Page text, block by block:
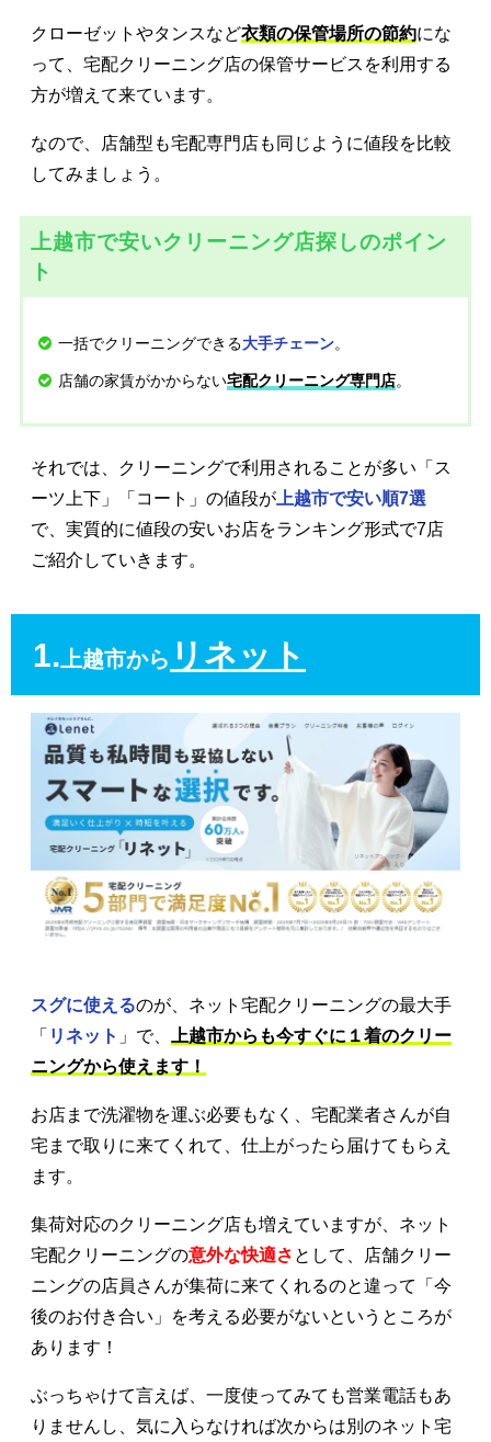
クローゼットやタンスなど衣類の保管場所の節約にな
って、宅配クリーニング店の保管サービスを利用する
方が増えて来ています。
なので、店舗型も宅配専門店も同じように値段を比較
してみましょう。
上越市で安いクリーニング店探しのポイン
ト
一括でクリーニングできる大手チェーン。
店舗の家賃がかからない宅配クリーニング専門店。
それでは、クリーニングで利用されることが多い「ス
ーツ上下」「コート」の値段が 上越市で安い順7選
で、実質的に値段の安いお店をランキング形式で7店
ご紹介していきます。
1.上越市から リネット
スグに使えるのが、ネット宅配クリーニングの最大手
「 リネット 」で、
上越市からも今すぐに１着のクリー
ニングから使えます！
お店まで洗濯物を運ぶ必要もなく、宅配業者さんが自
宅まで取りに来てくれて、仕上がったら届けてもらえ
ます。
集荷対応のクリーニング店も増えていますが、ネット
宅配クリーニングの意外な快適さ として、店舗クリー
ニングの店員さんが集荷に来てくれるのと違って「今
後のお付き合い」を考える必要がないというところが
あります！
ぶっちゃけて言えば、一度使ってみても営業電話もあ
りませんし、気に入らなければ次からは別のネット宅